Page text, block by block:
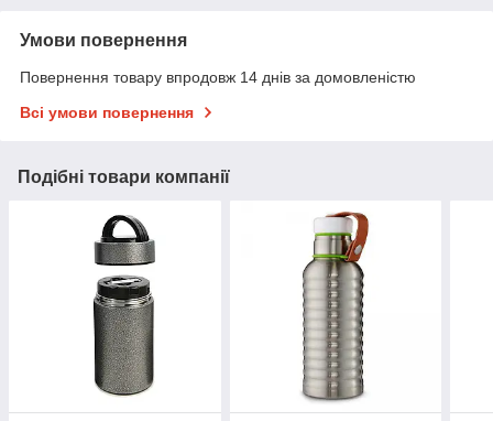
Умови повернення
Повернення товару впродовж 14 днів за домовленістю
Всі умови повернення
Подібні товари компанії